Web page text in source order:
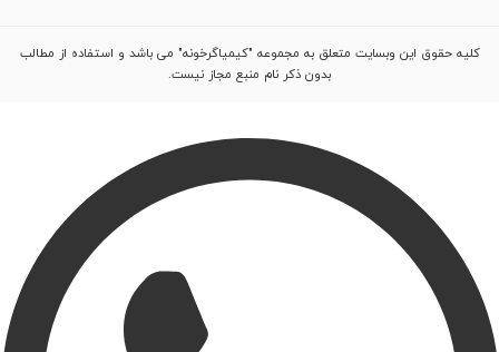
کلیه حقوق این وبسایت متعلق به مجموعه "کیمیاگرخونه" می باشد و استفاده از مطالب
بدون ذکر نام منبع مجاز نیست.